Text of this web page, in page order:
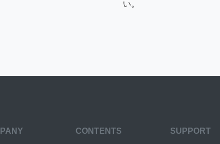
い。
CONTENTS SUPPORT